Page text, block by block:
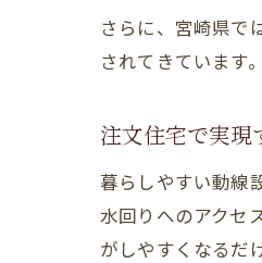
さらに、宮崎県で
されてきています
注文住宅で実現
暮らしやすい動線
水回りへのアクセ
がしやすくなるだ